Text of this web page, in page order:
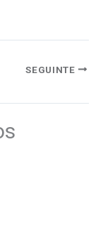
SEGUINTE